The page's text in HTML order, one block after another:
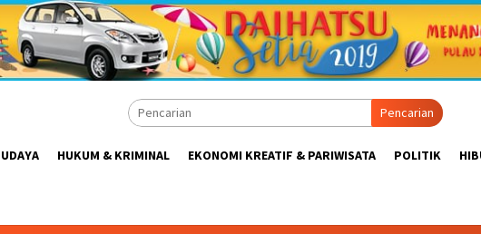
Pencarian
HUKUM & KRIMINAL EKONOMI KREATIF & PARIWISATA POLITIK